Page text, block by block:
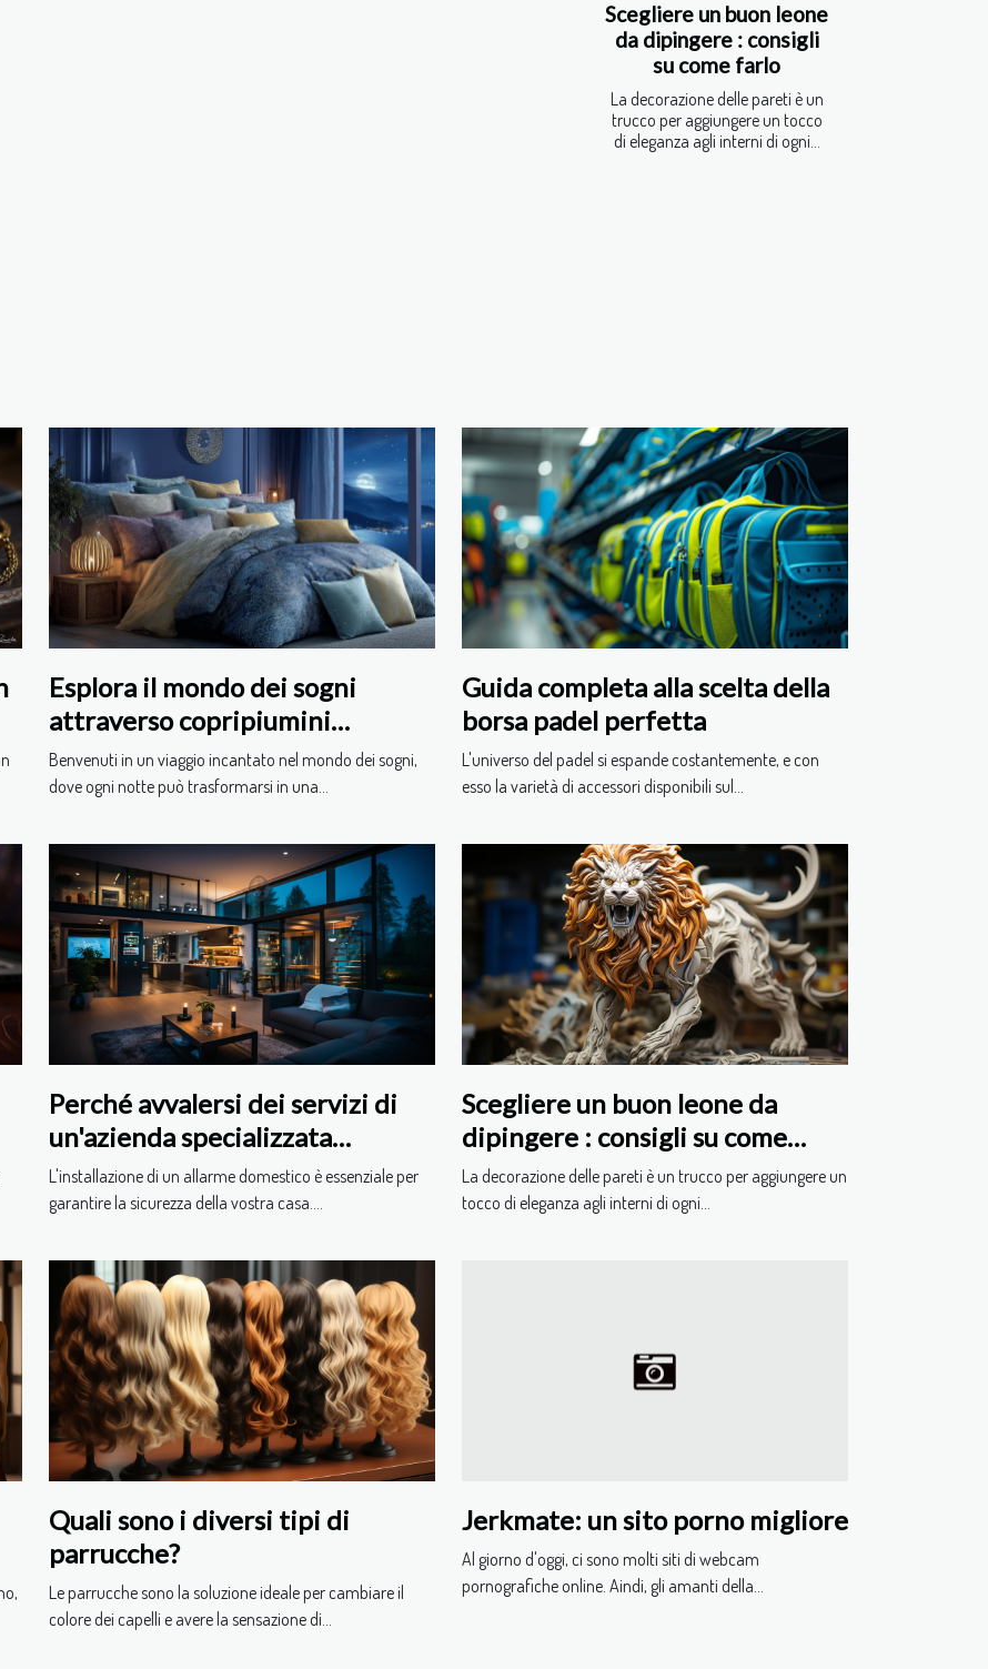
Scegliere un buon leone
da dipingere : consigli
su come farlo
La decorazione delle pareti è un
trucco per aggiungere un tocco
di eleganza agli interni di ogni...
Esplora il mondo dei sogni
attraverso copripiumini
tematici
Benvenuti in un viaggio incantato nel mondo dei sogni,
dove ogni notte può trasformarsi in una...
Guida completa alla scelta della
borsa padel perfetta
L'universo del padel si espande costantemente, e con
esso la varietà di accessori disponibili sul...
Perché avvalersi dei servizi di
un'azienda specializzata
nell'installazione di allarmi
domestici ?
L'installazione di un allarme domestico è essenziale per
garantire la sicurezza della vostra casa....
Scegliere un buon leone da
dipingere : consigli su come
farlo
La decorazione delle pareti è un trucco per aggiungere un
tocco di eleganza agli interni di ogni...
Quali sono i diversi tipi di
parrucche?
Le parrucche sono la soluzione ideale per cambiare il
colore dei capelli e avere la sensazione di...
Jerkmate: un sito porno migliore
Al giorno d'oggi, ci sono molti siti di webcam
pornografiche online. Aindi, gli amanti della...